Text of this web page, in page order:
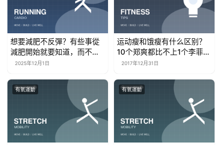
想要減肥不反彈？有些事從
減肥開始就要知道，而不是
先瘦下來再說
2025年12月1日
运动瘦和饿瘦有什么区别？
10个郑爽都比不上1个李菲
儿！
2017年12月31日
有氧運動 有氧運動